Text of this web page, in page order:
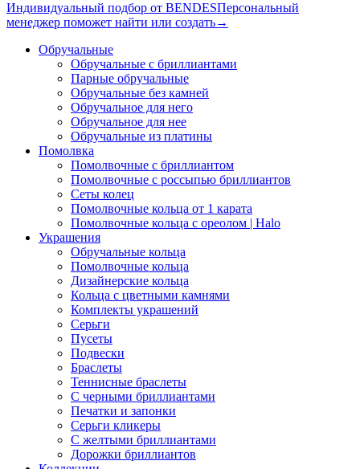
Индивидуальный подбор от BENDESПерсональный
менеджер поможет найти или создать→
Обручальные
Обручальные с бриллиантами
Парные обручальные
Обручальные без камней
Обручальное для него
Обручальное для нее
Обручальные из платины
Помолвка
Помолвочные с бриллиантом
Помолвочные с россыпью бриллиантов
Сеты колец
Помолвочные кольца от 1 карата
Помолвочные кольца с ореолом | Halo
Украшения
Обручальные кольца
Помолвочные кольца
Дизайнерские кольца
Кольца с цветными камнями
Комплекты украшений
Серьги
Пусеты
Подвески
Браслеты
Теннисные браслеты
C черными бриллиантами
Печатки и запонки
Серьги кликеры
С желтыми бриллиантами
Дорожки бриллиантов